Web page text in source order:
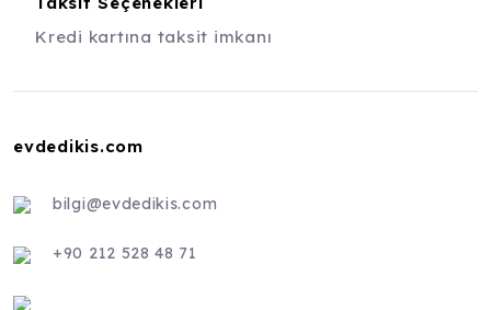
Kredi kartına taksit imkanı
evdedikis.com
bilgi@evdedikis.com
+90 212 528 48 71